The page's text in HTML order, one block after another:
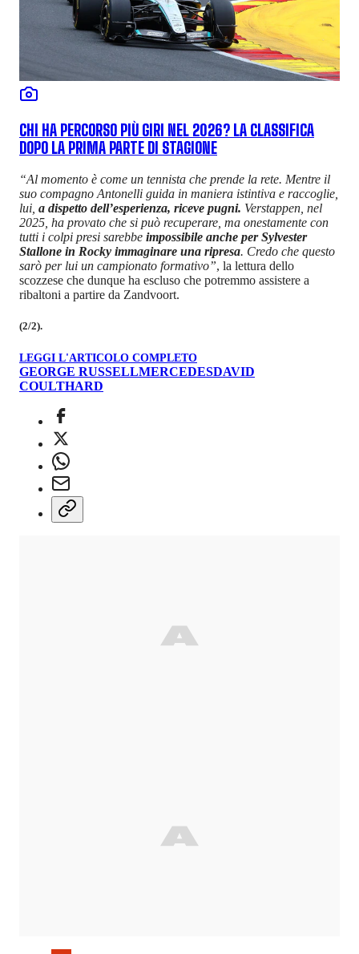
CHI HA PERCORSO PIÙ GIRI NEL 2026? LA CLASSIFICA
DOPO LA PRIMA PARTE DI STAGIONE
“Al momento è come un tennista che prende la rete. Mentre il
suo compagno Antonelli guida in maniera istintiva e raccoglie,
lui, a dispetto dell’esperienza, riceve pugni. Verstappen, nel
2025, ha provato che si può recuperare, ma onestamente con
tutti i colpi presi sarebbe impossibile anche per Sylvester
Stallone in Rocky immaginare una ripresa. Credo che questo
sarò per lui un campionato formativo”, la lettura dello
scozzese che dunque ha escluso che potremmo assistere a
ribaltoni a partire da Zandvoort.
(2/2).
LEGGI L'ARTICOLO COMPLETO
GEORGE RUSSELLMERCEDESDAVID
COULTHARD